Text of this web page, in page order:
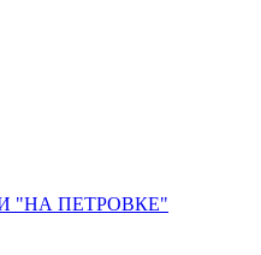
"НА ПЕТРОВКЕ"